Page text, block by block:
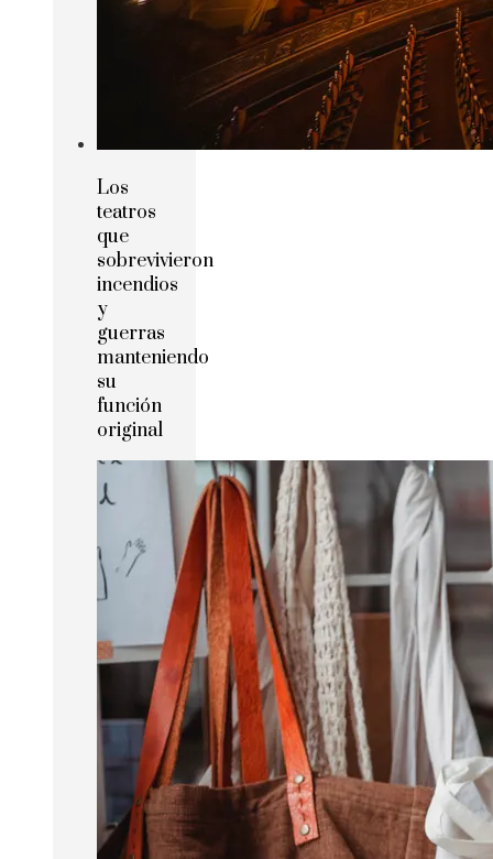
Los
teatros
que
sobrevivieron
incendios
y
guerras
manteniendo
su
función
original